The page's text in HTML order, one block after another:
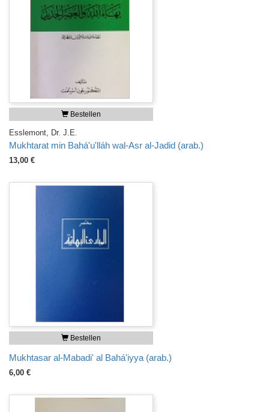
Bestellen
Esslemont, Dr. J.E.
Mukhtarat min Bahá'u'lláh wal-Asr al-Jadid (arab.)
13,00 €
Bestellen
Mukhtasar al-Mabadi' al Bahá'iyya (arab.)
6,00 €